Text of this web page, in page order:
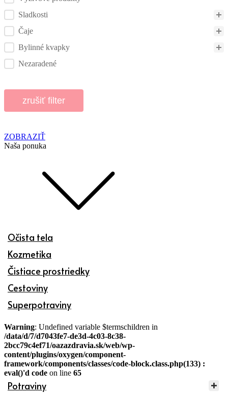
Sladkosti
Čaje
Bylinné kvapky
Nezaradené
zrušiť filter
ZOBRAZIŤ
Naša ponuka
Očista tela
Kozmetika
Čistiace prostriedky
Cestoviny
Superpotraviny
Warning: Undefined variable $termschildren in
/data/d/7/d7043fe7-de3d-4c03-8c38-
2bcc79c4ef71/oazazdravia.sk/web/wp-
content/plugins/oxygen/component-
framework/components/classes/code-block.class.php(133) :
eval()'d code on line 65
Potraviny